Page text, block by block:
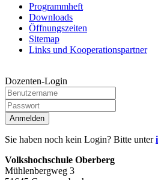
Programmheft
Downloads
Öffnungszeiten
Sitemap
Links und Kooperationspartner
Dozenten-Login
Anmelden
Sie haben noch kein Login? Bitte unter
Volkshochschule Oberberg
Mühlenbergweg 3